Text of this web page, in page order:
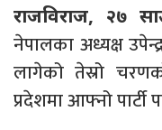
राजविराज, २७
नेपालका अध्यक्ष
लागेको तेस्रो
प्रदेशमा आफ्नो पार्टी